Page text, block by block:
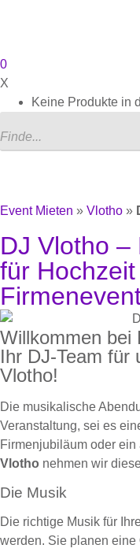
0
X
Keine Produkte in
Event Mieten » Vlotho »
DJ Vlotho –
für
Willkommen bei
Ihr DJ-Team für
Vlotho!
Die musikalische
Veranstaltung, sei es
Firmenjubiläum oder
Vlotho nehmen wir
Die Musik
Die richtige Musik für
werden. Sie planen eine